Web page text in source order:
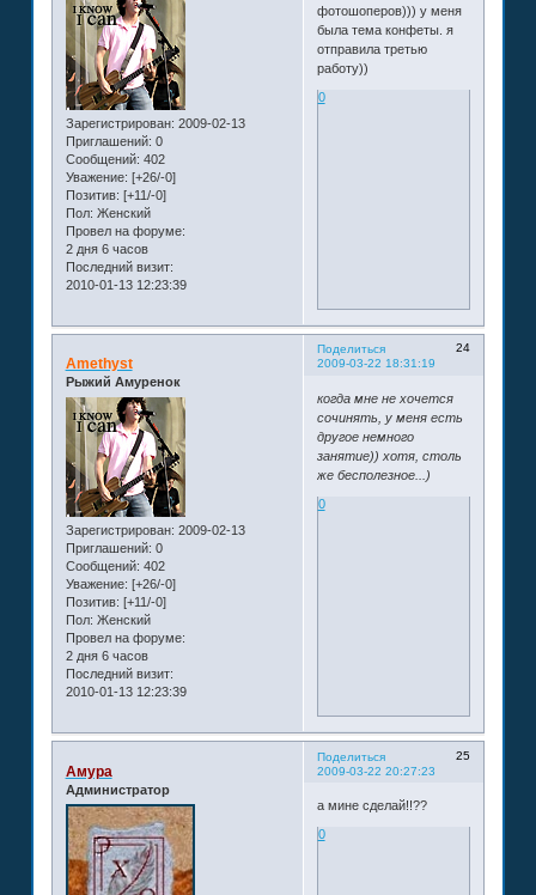
Зарегистрирован: 2009-02-13
Приглашений: 0
Сообщений: 402
Уважение: [+26/-0]
Позитив: [+11/-0]
Пол: Женский
Провел на форуме:
2 дня 6 часов
Последний визит:
2010-01-13 12:23:39
фотошоперов))) у меня
была тема конфеты. я
отправила третью
работу))
0
Поделиться
24
2009-03-22 18:31:19
Amethyst
Рыжий Амуренок
Зарегистрирован: 2009-02-13
Приглашений: 0
Сообщений: 402
Уважение: [+26/-0]
Позитив: [+11/-0]
Пол: Женский
Провел на форуме:
2 дня 6 часов
Последний визит:
2010-01-13 12:23:39
когда мне не хочется
сочинять, у меня есть
другое немного
занятие)) хотя, столь
же бесполезное...)
0
Поделиться
25
2009-03-22 20:27:23
Амура
Администратор
а мине сделай!!??
0